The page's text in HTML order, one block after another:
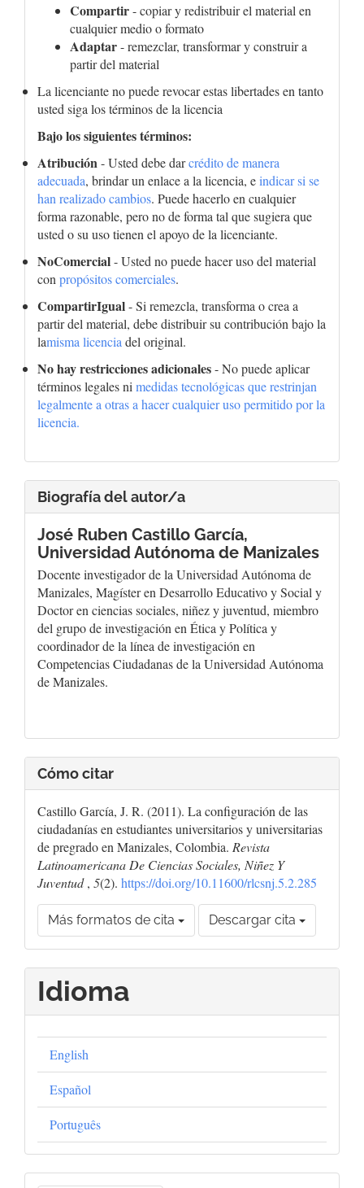
Compartir- copiar y redistribuir el material en
cualquier medio o formato
Adaptar- remezclar, transformar y construir a
partir del material
La licenciante no puede revocar estas libertades en tanto
usted siga los términos de la licencia
Bajo los siguientes términos:
Atribución- Usted debe darcrédito de manera
adecuada, brindar un enlace a la licencia, eindicar si se
han realizado cambios. Puede hacerlo en cualquier
forma razonable, pero no de forma tal que sugiera que
usted o su uso tienen el apoyo de la licenciante.
NoComercial- Usted no puede hacer uso del material
con propósitos comerciales.
CompartirIgual- Si remezcla, transforma o crea a
partir del material, debe distribuir su contribución bajo la
lamisma licencia del original.
No hay restricciones adicionales- No puede aplicar
términos legales ni medidas tecnológicas que restrinjan
legalmente a otras a hacer cualquier uso permitido por la
licencia.
Biografía del autor/a
José Ruben Castillo García,
Universidad Autónoma de Manizales
Docente investigador de la Universidad Autónoma de
Manizales, Magíster en Desarrollo Educativo y Social y
Doctor en ciencias sociales, niñez y juventud, miembro
del grupo de investigación en Ética y Política y
coordinador de la línea de investigación en
Competencias Ciudadanas de la Universidad Autónoma
de Manizales.
Cómo citar
Castillo García, J. R. (2011). La configuración de las
ciudadanías en estudiantes universitarios y universitarias
de pregrado en Manizales, Colombia. Revista
Latinoamericana De Ciencias Sociales, Niñez Y
Juventud, 5(2). https://doi.org/10.11600/rlcsnj.5.2.285
Más formatos de cita Descargar cita
Idioma
English
Español
Português